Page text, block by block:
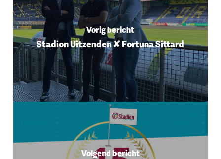
Vorig bericht
Stadion Uitzenden ✘ Fortuna Sittard
Volgend bericht